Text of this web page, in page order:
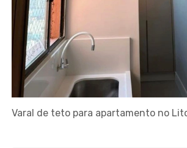
Varal de teto para apartamento no